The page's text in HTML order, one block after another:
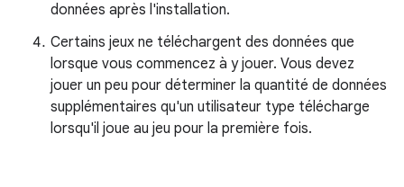
données après l'installation.
Certains jeux ne téléchargent des données que
lorsque vous commencez à y jouer. Vous devez
jouer un peu pour déterminer la quantité de données
supplémentaires qu'un utilisateur type télécharge
lorsqu'il joue au jeu pour la première fois.